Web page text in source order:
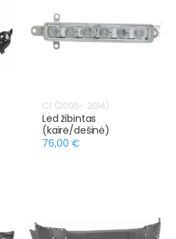
C1 (2005- 2014)
Led žibintas
(kairė/dešinė)
76,00 €